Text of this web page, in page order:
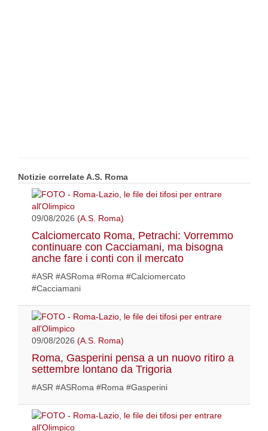
Notizie correlate A.S. Roma
09/08/2026 (A.S. Roma)
Calciomercato Roma, Petrachi: Vorremmo
continuare con Cacciamani, ma bisogna
anche fare i conti con il mercato
#ASR #ASRoma #Roma #Calciomercato
#Cacciamani
09/08/2026 (A.S. Roma)
Roma, Gasperini pensa a un nuovo ritiro a
settembre lontano da Trigoria
#ASR #ASRoma #Roma #Gasperini